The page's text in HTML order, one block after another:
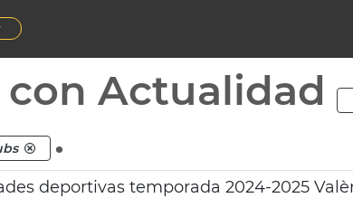
Actualidad
.
deportivas temporada 2024-2025